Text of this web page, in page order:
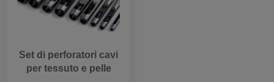
Set di perforatori cavi
per tessuto e pelle